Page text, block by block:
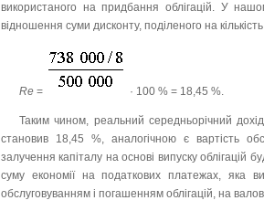
використаного на придбання облігацій. У
відношення суми дисконту, поділеного на кількість
Re = · 100 % = 18,45 %.
Таким чином, реальний середньорічний дохід
становив 18,45 %, аналогічною є вартість
залучення капіталу на основі випуску облігацій
суму економії на податкових платежах, яка
обслуговуванням і погашенням облігацій, на